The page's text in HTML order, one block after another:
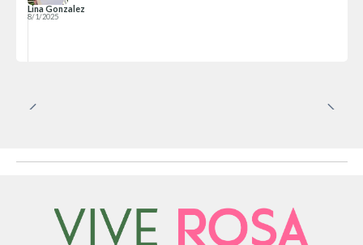
Lina Gonzalez
8/1/2025